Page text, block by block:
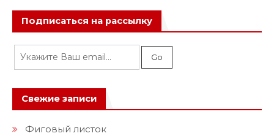
Подписаться на рассылку
Свежие записи
Фиговый листок